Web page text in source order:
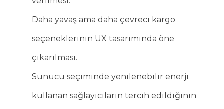
Daha yavaş ama daha çevreci kargo
seçeneklerinin UX tasarımında öne
çıkarılması.
Sunucu seçiminde yenilenebilir enerji
kullanan sağlayıcıların tercih edildiğinin